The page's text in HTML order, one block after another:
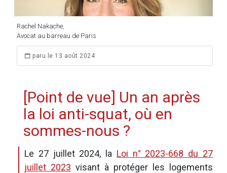
Rachel Nakache,
Avocat au barreau de Paris
paru le 13 août 2024
[Point de vue] Un an après
la loi anti-squat, où en
sommes-nous ?
Le 27 juillet 2024, la Loi n° 2023-668 du 27
juillet 2023 visant à protéger les logements